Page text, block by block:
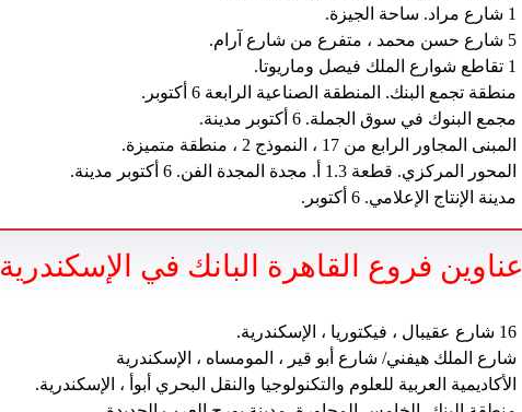
1 شارع مراد. ساحة الجيزة.
5 شارع حسن محمد ، متفرع من شارع آرام.
1 تقاطع شوارع الملك فيصل وماريوتا.
منطقة تجمع البنك. المنطقة الصناعية الرابعة 6 أكتوبر.
مجمع البنوك في سوق الجملة. 6 أكتوبر مدينة.
المبنى المجاور الرابع من 17 ، النموذج 2 ، منطقة متميزة.
المحور المركزي. قطعة 1.3 أ. مجدة المجدة الفن. 6 أكتوبر مدينة.
مدينة الإنتاج الإعلامي. 6 أكتوبر.
عناوين فروع القاهرة البانك في الإسكندرية
16 شارع عقيبال ، فيكتوريا ، الإسكندرية.
شارع الملك هيفني/ شارع أبو قير ، المومساه ، الإسكندرية
الأكاديمية العربية للعلوم والتكنولوجيا والنقل البحري أبوأ ، الإسكندرية.